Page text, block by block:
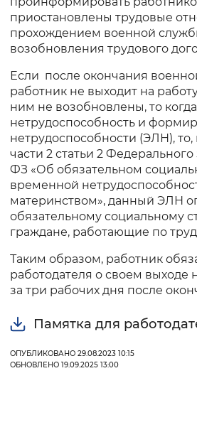
Монохромный
Синий
Включены
Звуковой
Воспроизвести
Вернуть
приостановлены трудовые
прохождением военной
возобновления трудового
Если после окончания
работник не выходит на
ним не возобновлены, то
нетрудоспособность и
нетрудоспособности (ЭЛН), то,
части 2 статьи 2
ФЗ «Об обязательном
временной
материнством», данный ЭЛН
обязательному социальному
граждане, работающие по
Таким образом, работник
работодателя о своем выходе
за три рабочих дня после
Памятка для
ОПУБЛИКОВАНО 29.08.2023 10:15
ОБНОВЛЕНО 19.09.2025 13:00